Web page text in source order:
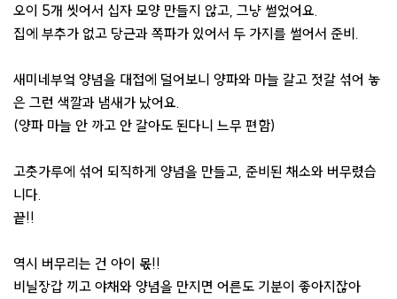
오이 5개 씻어서 십자 모양 만들지 않고, 그냥 썰었어요.
집에 부추가 없고 당근과 쪽파가 있어서 두 가지를 썰어서 준비.
새미네부엌 양념을 대접에 덜어보니 양파와 마늘 갈고 젓갈 섞어 놓
은 그런 색깔과 냄새가 났어요.
(양파 마늘 안 까고 안 갈아도 된다니 느무 편함)
고춧가루에 섞어 되직하게 양념을 만들고, 준비된 채소와 버무렸습
니다.
끝!!
역시 버무리는 건 아이 몫!!
비닐장갑 끼고 야채와 양념을 만지면 어른도 기분이 좋아지잖아